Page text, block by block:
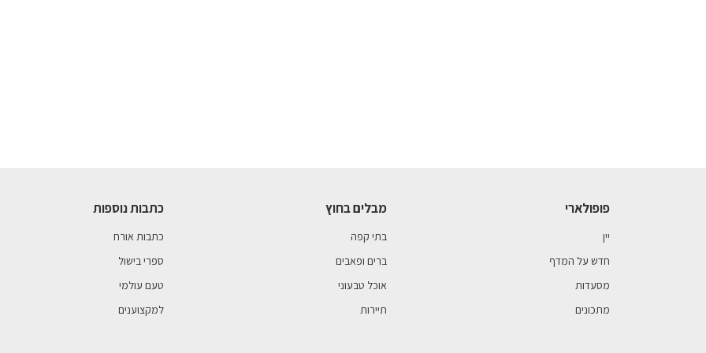
פופולארי
יין
חדש על המדף
מסעדות
מתכונים
מבלים בחוץ
בתי קפה
ברים ופאבים
אוכל טבעוני
תיירות
כתבות נוספות
כתבות אורח
ספרי בישול
טעם עולמי
למקצוענים